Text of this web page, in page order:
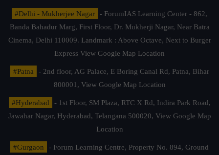
#Delhi - Mukherjee Nagar
- ForumIAS Learning Center - 862,
Banda Bahadur Marg, First Floor, Dr. Mukherji Nagar, Near Batra
Cinema, Delhi 110009. Landmark : Above Octave, Next to Burger
Express View Google Map Location
#Patna
- 2nd floor, AG Palace, E Boring Canal Rd, Patna, Bihar
800001, View Google Map Location
#Hyderabad
- 1st Floor, SM Plaza, RTC X Rd, Indira Park Road,
Jawahar Nagar, Hyderabad, Telangana 500020, View Google Map
Location
#Gurgaon - Forum Learning Centre, Property No. 894, Ground